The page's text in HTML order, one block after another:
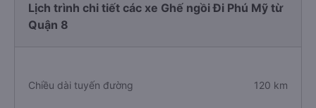
Lịch trình chi tiết các xe Ghế ngồi Đi Phú Mỹ từ
Quận 8
Chiều dài tuyến đường 120 km